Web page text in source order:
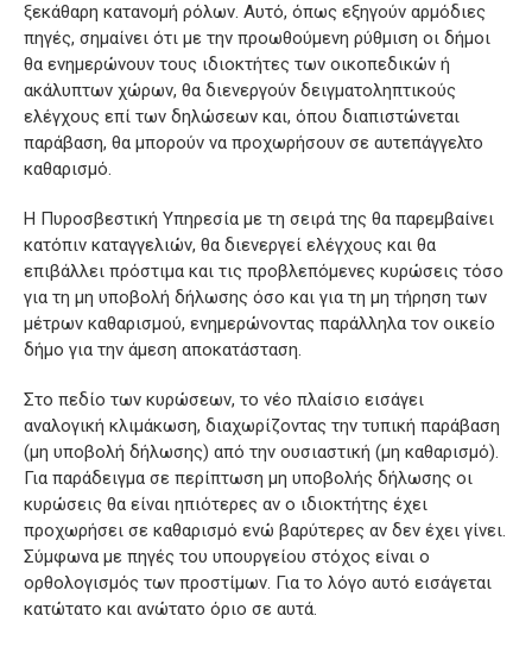
ξεκάθαρη κατανομή ρόλων. Αυτό, όπως εξηγούν αρμόδιες
πηγές, σημαίνει ότι με την προωθούμενη ρύθμιση οι δήμοι
θα ενημερώνουν τους ιδιοκτήτες των οικοπεδικών ή
ακάλυπτων χώρων, θα διενεργούν δειγματοληπτικούς
ελέγχους επί των δηλώσεων και, όπου διαπιστώνεται
παράβαση, θα μπορούν να προχωρήσουν σε αυτεπάγγελτο
καθαρισμό.
Η Πυροσβεστική Υπηρεσία με τη σειρά της θα παρεμβαίνει
κατόπιν καταγγελιών, θα διενεργεί ελέγχους και θα
επιβάλλει πρόστιμα και τις προβλεπόμενες κυρώσεις τόσο
για τη μη υποβολή δήλωσης όσο και για τη μη τήρηση των
μέτρων καθαρισμού, ενημερώνοντας παράλληλα τον οικείο
δήμο για την άμεση αποκατάσταση.
Στο πεδίο των κυρώσεων, το νέο πλαίσιο εισάγει
αναλογική κλιμάκωση, διαχωρίζοντας την τυπική παράβαση
(μη υποβολή δήλωσης) από την ουσιαστική (μη καθαρισμό).
Για παράδειγμα σε περίπτωση μη υποβολής δήλωσης οι
κυρώσεις θα είναι ηπιότερες αν ο ιδιοκτήτης έχει
προχωρήσει σε καθαρισμό ενώ βαρύτερες αν δεν έχει γίνει.
Σύμφωνα με πηγές του υπουργείου στόχος είναι ο
ορθολογισμός των προστίμων. Για το λόγο αυτό εισάγεται
κατώτατο και ανώτατο όριο σε αυτά.